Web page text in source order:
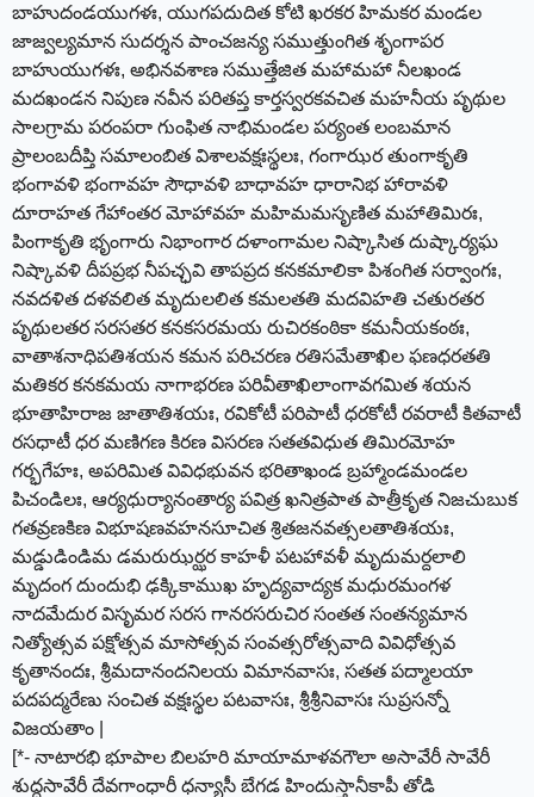
బాహుదండయుగళః, యుగపదుదిత కోటి ఖరకర హిమకర మండల
జాజ్వల్యమాన సుదర్శన పాంచజన్య సముత్తుంగిత శృంగాపర
బాహుయుగళః, అభినవశాణ సముత్తేజిత మహామహా నీలఖండ
మదఖండన నిపుణ నవీన పరితప్త కార్తస్వరకవచిత మహనీయ పృథుల
సాలగ్రామ పరంపరా గుంఫిత నాభిమండల పర్యంత లంబమాన
ప్రాలంబదీప్తి సమాలంబిత విశాలవక్షఃస్థలః, గంగాఝర తుంగాకృతి
భంగావళి భంగావహ సౌధావళి బాధావహ ధారానిభ హారావళి
దూరాహత గేహాంతర మోహావహ మహిమమసృణిత మహాతిమిరః,
పింగాకృతి భృంగారు నిభాంగార దళాంగామల నిష్కాసిత దుష్కార్యఘ
నిష్కావళి దీపప్రభ నీపచ్ఛవి తాపప్రద కనకమాలికా పిశంగిత సర్వాంగః,
నవదళిత దళవలిత మృదులలిత కమలతతి మదవిహతి చతురతర
పృథులతర సరసతర కనకసరమయ రుచిరకంఠికా కమనీయకంఠః,
వాతాశనాధిపతిశయన కమన పరిచరణ రతిసమేతాఖిల ఫణధరతతి
మతికర కనకమయ నాగాభరణ పరివీతాఖిలాంగావగమిత శయన
భూతాహిరాజ జాతాతిశయః, రవికోటీ పరిపాటీ ధరకోటీ రవరాటీ కితవాటీ
రసధాటీ ధర మణిగణ కిరణ విసరణ సతతవిధుత తిమిరమోహ
గర్భగేహః, అపరిమిత వివిధభువన భరితాఖండ బ్రహ్మాండమండల
పిచండిలః, ఆర్యధుర్యానంతార్య పవిత్ర ఖనిత్రపాత పాత్రీకృత నిజచుబుక
గతవ్రణకిణ విభూషణవహనసూచిత శ్రితజనవత్సలతాతిశయః,
మడ్డుడిండిమ డమరుఝర్ఝర కాహళీ పటహావళీ మృదుమర్దలాలి
మృదంగ దుందుభి ఢక్కికాముఖ హృద్యవాద్యక మధురమంగళ
నాదమేదుర విసృమర సరస గానరసరుచిర సంతత సంతన్యమాన
నిత్యోత్సవ పక్షోత్సవ మాసోత్సవ సంవత్సరోత్సవాది వివిధోత్సవ
కృతానందః, శ్రీమదానందనిలయ విమానవాసః, సతత పద్మాలయా
పదపద్మరేణు సంచిత వక్షఃస్థల పటవాసః, శ్రీశ్రీనివాసః సుప్రసన్నో
విజయతాం |
[*- నాటారభి భూపాల బిలహరి మాయామాళవగౌలా అసావేరీ సావేరీ
శుద్ధసావేరీ దేవగాంధారీ ధన్యాసీ బేగడ హిందుస్తానీకాపీ తోడి